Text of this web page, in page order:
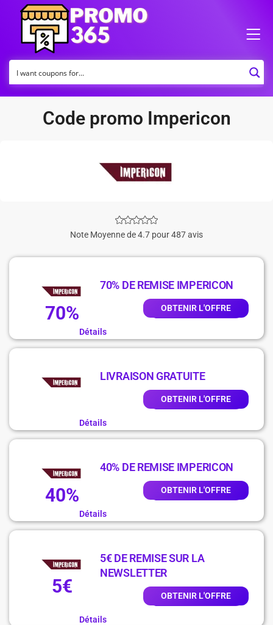
Code promo Impericon
Note Moyenne de 4.7 pour 487 avis
70%
70% DE REMISE IMPERICON
OBTENIR L'OFFRE
Détails
LIVRAISON GRATUITE
OBTENIR L'OFFRE
Détails
40%
40% DE REMISE IMPERICON
OBTENIR L'OFFRE
Détails
5€
5€ DE REMISE SUR LA
NEWSLETTER
OBTENIR L'OFFRE
Détails